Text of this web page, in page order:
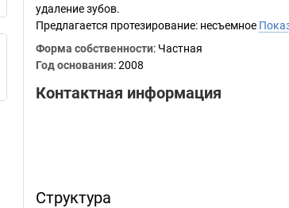
удаление зубов.
Предлагается протезирование: несъемное
Форма собственности: Частная
Год основания:2008
Контактная информация
Структура